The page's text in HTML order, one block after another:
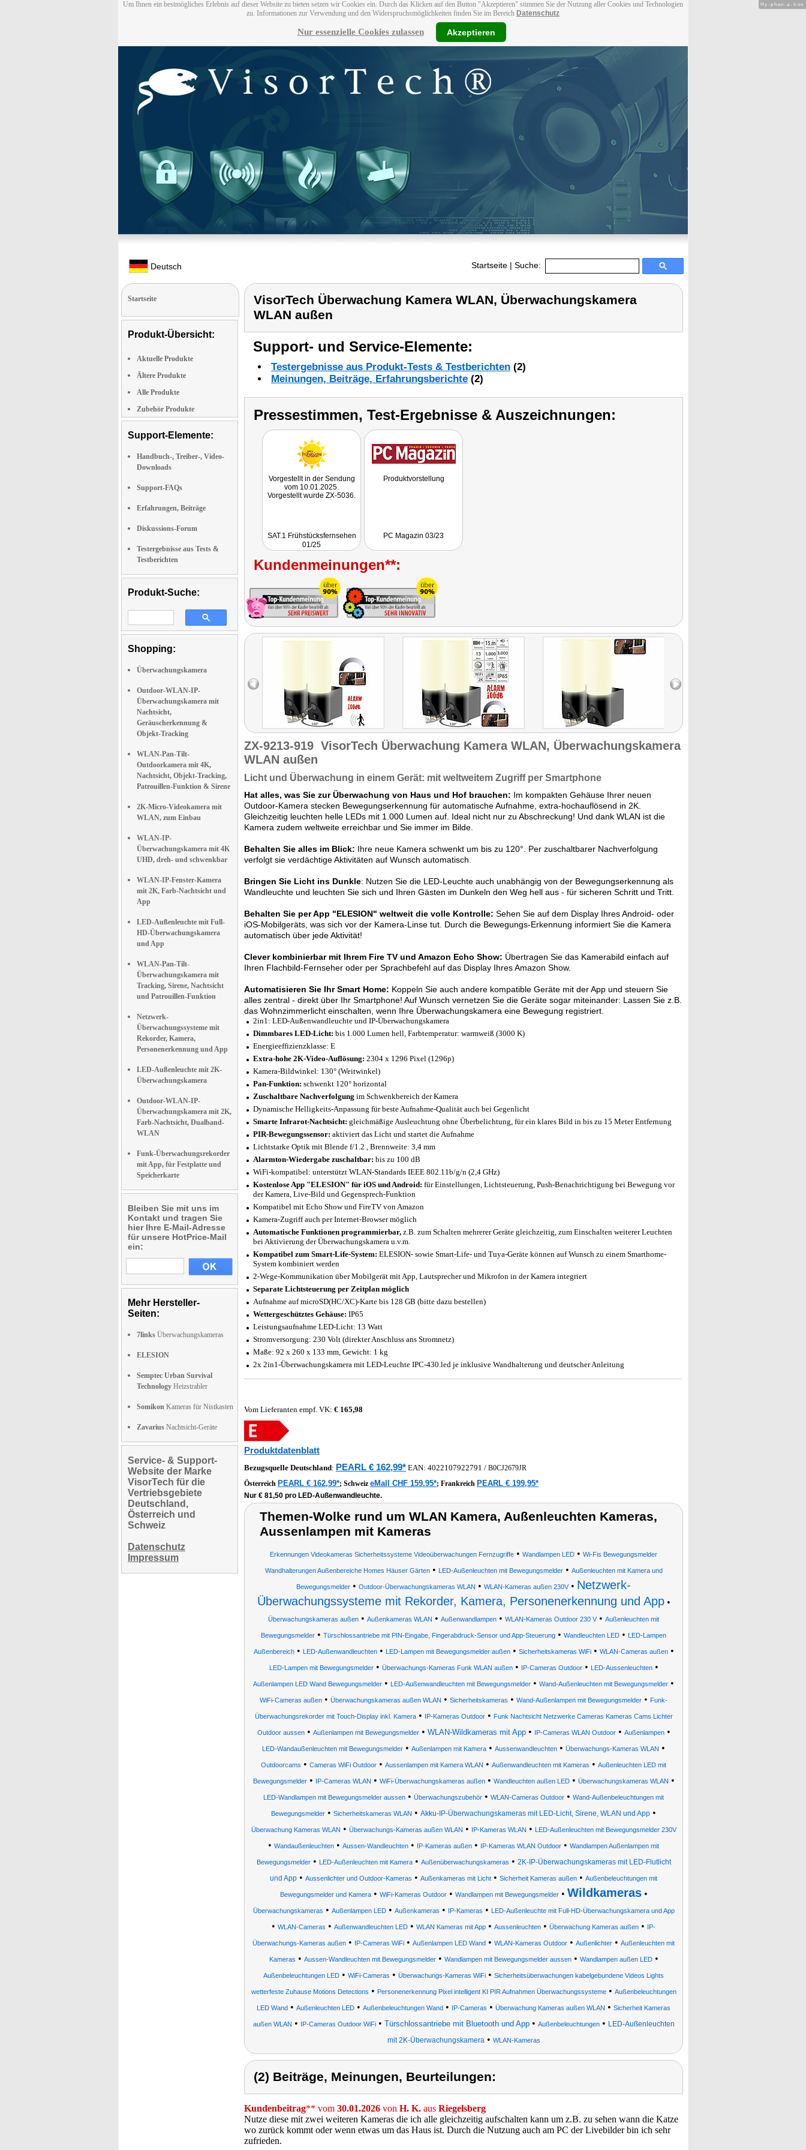
Um Ihnen ein bestmögliches Erlebnis auf dieser Website zu bieten setzen wir Cookies ein. Durch das Klicken auf den Button "Akzeptieren" stimmen Sie der Nutzung aller Cookies und Technologien
zu. Informationen zur Verwendung und den Widerspruchsmöglichkeiten finden Sie im Bereich Datenschutz
Nur essenzielle Cookies zulassen Akzeptieren
Deutsch Startseite | Suche:
Startseite
Produkt-Übersicht:
Aktuelle Produkte
Ältere Produkte
Alle Produkte
Zubehör Produkte
Support-Elemente:
Handbuch-, Treiber-, Video-
Downloads
Support-FAQs
Erfahrungen, Beiträge
Diskussions-Forum
Testergebnisse aus Tests &
Testberichten
Produkt-Suche:
Shopping:
Überwachungskamera
Outdoor-WLAN-IP-
Überwachungskamera mit
Nachtsicht,
Geräuscherkennung &
Objekt-Tracking
WLAN-Pan-Tilt-
Outdoorkamera mit 4K,
Nachtsicht, Objekt-Tracking,
Patrouillen-Funktion & Sirene
2K-Micro-Videokamera mit
WLAN, zum Einbau
WLAN-IP-
Überwachungskamera mit 4K
UHD, dreh- und schwenkbar
WLAN-IP-Fenster-Kamera
mit 2K, Farb-Nachtsicht und
App
LED-Außenleuchte mit Full-
HD-Überwachungskamera
und App
WLAN-Pan-Tilt-
Überwachungskamera mit
Tracking, Sirene, Nachtsicht
und Patrouillen-Funktion
Netzwerk-
Überwachungssysteme mit
Rekorder, Kamera,
Personenerkennung und App
LED-Außenleuchte mit 2K-
Überwachungskamera
Outdoor-WLAN-IP-
Überwachungskamera mit 2K,
Farb-Nachtsicht, Dualband-
WLAN
Funk-Überwachungsrekorder
mit App, für Festplatte und
Speicherkarte
Bleiben Sie mit uns im
Kontakt und tragen Sie
hier Ihre E-Mail-Adresse
für unsere HotPrice-Mail
ein:
Mehr Hersteller-
Seiten:
7links Überwachungskameras
ELESION
Semptec Urban Survival
Technology Heizstrahler
Somikon Kameras für Nistkasten
Zavarius Nachtsicht-Geräte
Service- & Support-
Website der Marke
VisorTech für die
Vertriebsgebiete
Deutschland,
Österreich und
Schweiz
Datenschutz
Impressum
VisorTech Überwachung Kamera WLAN, Überwachungskamera
WLAN außen
Support- und Service-Elemente:
Testergebnisse aus Produkt-Tests & Testberichten (2)
Meinungen, Beiträge, Erfahrungsberichte (2)
Pressestimmen, Test-Ergebnisse & Auszeichnungen:
Vorgestellt in der Sendung
vom 10.01.2025.
Vorgestellt wurde ZX-5036.
SAT.1 Frühstücksfernsehen
01/25
Produktvorstellung
PC Magazin 03/23
Kundenmeinungen**:
ZX-9213-919 VisorTech Überwachung Kamera WLAN, Überwachungskamera
WLAN außen
Licht und Überwachung in einem Gerät: mit weltweitem Zugriff per Smartphone
Hat alles, was Sie zur Überwachung von Haus und Hof brauchen: Im kompakten Gehäuse Ihrer neuen
Outdoor-Kamera stecken Bewegungserkennung für automatische Aufnahme, extra-hochauflösend in 2K.
Gleichzeitig leuchten helle LEDs mit 1.000 Lumen auf. Ideal nicht nur zu Abschreckung! Und dank WLAN ist die
Kamera zudem weltweite erreichbar und Sie immer im Bilde.
Behalten Sie alles im Blick: Ihre neue Kamera schwenkt um bis zu 120°. Per zuschaltbarer Nachverfolgung
verfolgt sie verdächtige Aktivitäten auf Wunsch automatisch.
Bringen Sie Licht ins Dunkle: Nutzen Sie die LED-Leuchte auch unabhängig von der Bewegungserkennung als
Wandleuchte und leuchten Sie sich und Ihren Gästen im Dunkeln den Weg hell aus - für sicheren Schritt und Tritt.
Behalten Sie per App "ELESION" weltweit die volle Kontrolle: Sehen Sie auf dem Display Ihres Android- oder
iOS-Mobilgeräts, was sich vor der Kamera-Linse tut. Durch die Bewegungs-Erkennung informiert Sie die Kamera
automatisch über jede Aktivität!
Clever kombinierbar mit Ihrem Fire TV und Amazon Echo Show: Übertragen Sie das Kamerabild einfach auf
Ihren Flachbild-Fernseher oder per Sprachbefehl auf das Display Ihres Amazon Show.
Automatisieren Sie Ihr Smart Home: Koppeln Sie auch andere kompatible Geräte mit der App und steuern Sie
alles zentral - direkt über Ihr Smartphone! Auf Wunsch vernetzen Sie die Geräte sogar miteinander: Lassen Sie z.B.
das Wohnzimmerlicht einschalten, wenn Ihre Überwachungskamera eine Bewegung registriert.
2in1: LED-Außenwandleuchte und IP-Überwachungskamera
Dimmbares LED-Licht: bis 1.000 Lumen hell, Farbtemperatur: warmweiß (3000 K)
Energieeffizienzklasse: E
Extra-hohe 2K-Video-Auflösung: 2304 x 1296 Pixel (1296p)
Kamera-Bildwinkel: 130° (Weitwinkel)
Pan-Funktion: schwenkt 120° horizontal
Zuschaltbare Nachverfolgung im Schwenkbereich der Kamera
Dynamische Helligkeits-Anpassung für beste Aufnahme-Qualität auch bei Gegenlicht
Smarte Infrarot-Nachtsicht: gleichmäßige Ausleuchtung ohne Überbelichtung, für ein klares Bild in bis zu 15 Meter Entfernung
PIR-Bewegungssensor: aktiviert das Licht und startet die Aufnahme
Lichtstarke Optik mit Blende f/1.2 , Brennweite: 3,4 mm
Alarmton-Wiedergabe zuschaltbar: bis zu 100 dB
WiFi-kompatibel: unterstützt WLAN-Standards IEEE 802.11b/g/n (2,4 GHz)
Kostenlose App "ELESION" für iOS und Android: für Einstellungen, Lichtsteuerung, Push-Benachrichtigung bei Bewegung vor
der Kamera, Live-Bild und Gegensprech-Funktion
Kompatibel mit Echo Show und FireTV von Amazon
Kamera-Zugriff auch per Internet-Browser möglich
Automatische Funktionen programmierbar, z.B. zum Schalten mehrerer Geräte gleichzeitig, zum Einschalten weiterer Leuchten
bei Aktivierung der Überwachungskamera u.v.m.
Kompatibel zum Smart-Life-System: ELESION- sowie Smart-Life- und Tuya-Geräte können auf Wunsch zu einem Smarthome-
System kombiniert werden
2-Wege-Kommunikation über Mobilgerät mit App, Lautsprecher und Mikrofon in der Kamera integriert
Separate Lichtsteuerung per Zeitplan möglich
Aufnahme auf microSD(HC/XC)-Karte bis 128 GB (bitte dazu bestellen)
Wettergeschütztes Gehäuse: IP65
Leistungsaufnahme LED-Licht: 13 Watt
Stromversorgung: 230 Volt (direkter Anschluss ans Stromnetz)
Maße: 92 x 260 x 133 mm, Gewicht: 1 kg
2x 2in1-Überwachungskamera mit LED-Leuchte IPC-430.led je inklusive Wandhalterung und deutscher Anleitung
Vom Lieferanten empf. VK: € 165,98
Produktdatenblatt
Bezugsquelle Deutschland: PEARL € 162,99* EAN: 4022107922791 / B0CJ2679JR
Österreich PEARL € 162,99*; Schweiz eMall CHF 159.95*; Frankreich PEARL € 199,95*
Nur € 81,50 pro LED-Außenwandleuchte.
Themen-Wolke rund um WLAN Kamera, Außenleuchten Kameras,
Aussenlampen mit Kameras
Erkennungen Videokameras Sicherheitssysteme Videoüberwachungen Fernzugriffe • Wandlampen LED • Wi-Fis Bewegungsmelder
Wandhalterungen Außenbereiche Homes Häuser Gärten• LED-Außenleuchten mit Bewegungsmelder• Außenleuchten mit Kamera und
Bewegungsmelder • Outdoor-Überwachungskameras WLAN • WLAN-Kameras außen 230V• Netzwerk-
Überwachungssysteme mit Rekorder, Kamera, Personenerkennung und App•
Überwachungskameras außen • Außenkameras WLAN • Außenwandlampen • WLAN-Kameras Outdoor 230 V• Außenleuchten mit
Bewegungsmelder • Türschlossantriebe mit PIN-Eingabe, Fingerabdruck-Sensor und App-Steuerung • Wandleuchten LED • LED-Lampen
Außenbereich• LED-Außenwandleuchten• LED-Lampen mit Bewegungsmelder außen• Sicherheitskameras WiFi• WLAN-Cameras außen•
LED-Lampen mit Bewegungsmelder• Überwachungs-Kameras Funk WLAN außen• IP-Cameras Outdoor• LED-Aussenleuchten•
Außenlampen LED Wand Bewegungsmelder • LED-Außenwandleuchten mit Bewegungsmelder • Wand-Außenleuchten mit Bewegungsmelder •
WiFi-Cameras außen • Überwachungskameras außen WLAN • Sicherheitskameras • Wand-Außenlampen mit Bewegungsmelder • Funk-
Überwachungsrekorder mit Touch-Display inkl. Kamera• IP-Kameras Outdoor• Funk Nachtsicht Netzwerke Cameras Kameras Cams Lichter
Outdoor aussen• Außenlampen mit Bewegungsmelder• WLAN-Wildkameras mit App• IP-Cameras WLAN Outdoor• Außenlampen•
LED-Wandaußenleuchten mit Bewegungsmelder • Außenlampen mit Kamera • Aussenwandleuchten • Überwachungs-Kameras WLAN •
Outdoorcams • Cameras WiFi Outdoor • Aussenlampen mit Kamera WLAN • Außenwandleuchten mit Kameras • Außenleuchten LED mit
Bewegungsmelder• IP-Cameras WLAN • WiFi-Überwachungskameras außen• Wandleuchten außen LED• Überwachungskameras WLAN •
LED-Wandlampen mit Bewegungsmelder aussen • Überwachungszubehör • WLAN-Cameras Outdoor • Wand-Außenbeleuchtungen mit
Bewegungsmelder • Sicherheitskameras WLAN • Akku-IP-Überwachungskameras mit LED-Licht, Sirene, WLAN und App •
Überwachung Kameras WLAN • Überwachungs-Kameras außen WLAN • IP-Kameras WLAN • LED-Außenleuchten mit Bewegungsmelder 230V
• Wandaußenleuchten • Aussen-Wandleuchten • IP-Kameras außen • IP-Kameras WLAN Outdoor • Wandlampen Außenlampen mit
Bewegungsmelder• LED-Außenleuchten mit Kamera• Außenüberwachungskameras • 2K-IP-Überwachungskameras mit LED-Flutlicht
und App • Aussenlichter und Outdoor-Kameras • Außenkameras mit Licht • Sicherheit Kameras außen • Außenbeleuchtungen mit
Bewegungsmelder und Kamera• WiFi-Kameras Outdoor• Wandlampen mit Bewegungsmelder• Wildkameras•
Überwachungskameras • Außenlampen LED• Außenkameras • IP-Kameras • LED-Außenleuchte mit Full-HD-Überwachungskamera und App
• WLAN-Cameras • Außenwandleuchten LED • WLAN Kameras mit App • Aussenleuchten • Überwachung Kameras außen • IP-
Überwachungs-Kameras außen • IP-Cameras WiFi • Außenlampen LED Wand • WLAN-Kameras Outdoor • Außenlichter • Außenleuchten mit
Kameras • Aussen-Wandleuchten mit Bewegungsmelder• Wandlampen mit Bewegungsmelder aussen• Wandlampen außen LED•
Außenbeleuchtungen LED • WiFi-Cameras • Überwachungs-Kameras WiFi • Sicherheitsüberwachungen kabelgebundene Videos Lights
wetterfeste Zuhause Motions Detections • Personenerkennung Pixel intelligent KI PIR Aufnahmen Überwachungssysteme• Außenbeleuchtungen
LED Wand • Außenleuchten LED • Außenbeleuchtungen Wand • IP-Cameras • Überwachung Kameras außen WLAN • Sicherheit Kameras
außen WLAN • IP-Cameras Outdoor WiFi• Türschlossantriebe mit Bluetooth und App• Außenbeleuchtungen• LED-Außenleuchten
mit 2K-Überwachungskamera • WLAN-Kameras
(2) Beiträge, Meinungen, Beurteilungen:
Kundenbeitrag** vom 30.01.2026 von H. K. aus Riegelsberg
Nutze diese mit zwei weiteren Kameras die ich alle gleichzeitig aufschalten kann um z.B. zu sehen wann die Katze
wo zurück kommt oder wenn etwas um das Haus ist. Durch die Nutzung auch am PC der Livebilder bin ich sehr
zufrieden.
Hy-phen-a-tion